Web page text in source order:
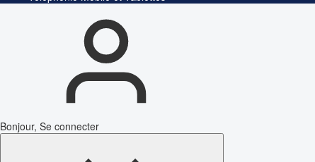
Bonjour, Se connecter